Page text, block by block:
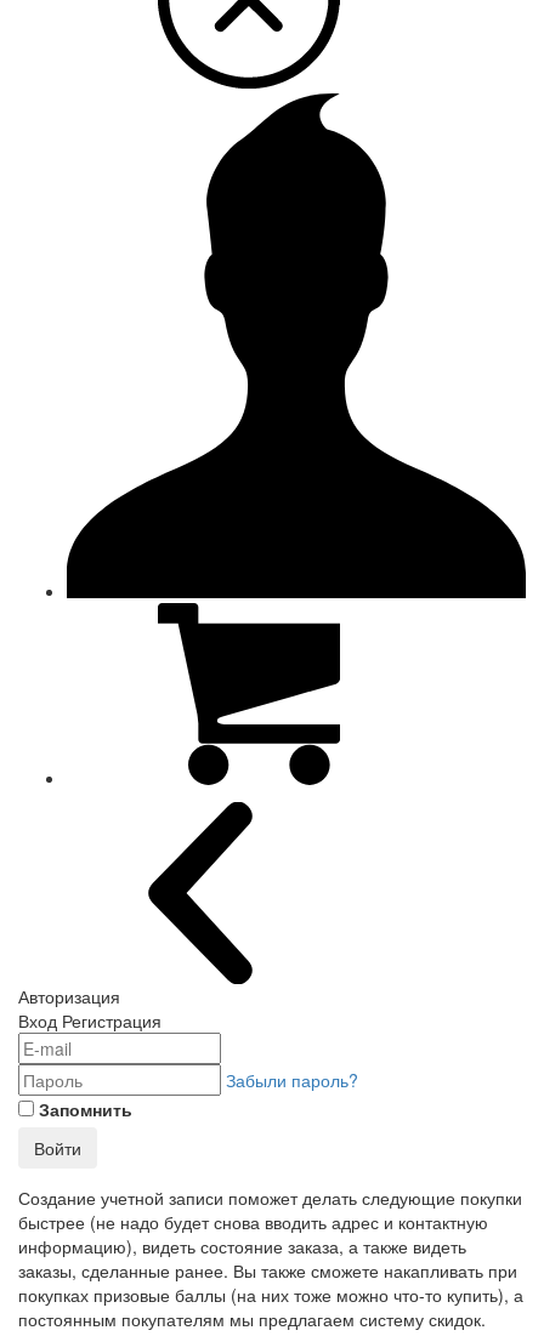
Авторизация
Вход Регистрация
Забыли пароль?
Запомнить
Войти
Создание учетной записи поможет делать следующие покупки
быстрее (не надо будет снова вводить адрес и контактную
информацию), видеть состояние заказа, а также видеть
заказы, сделанные ранее. Вы также сможете накапливать при
покупках призовые баллы (на них тоже можно что-то купить), а
постоянным покупателям мы предлагаем систему скидок.